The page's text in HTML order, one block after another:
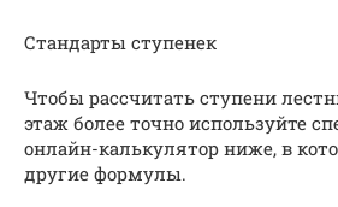
Стандарты ступенек
Чтобы рассчитать ступени
этаж более точно используйте
онлайн-калькулятор ниже, в
другие формулы.